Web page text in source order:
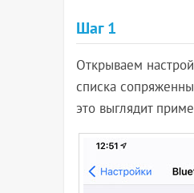
Шаг 1
Открываем
списка
это выглядит